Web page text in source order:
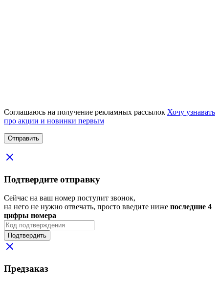
Соглашаюсь на получение рекламных рассылок Хочу узнавать
про акции и новинки первым
Подтвердите отправку
Сейчас на ваш номер поступит звонок,
на него не нужно отвечать, просто введите ниже последние 4
цифры номера
Подтвердить
Предзаказ